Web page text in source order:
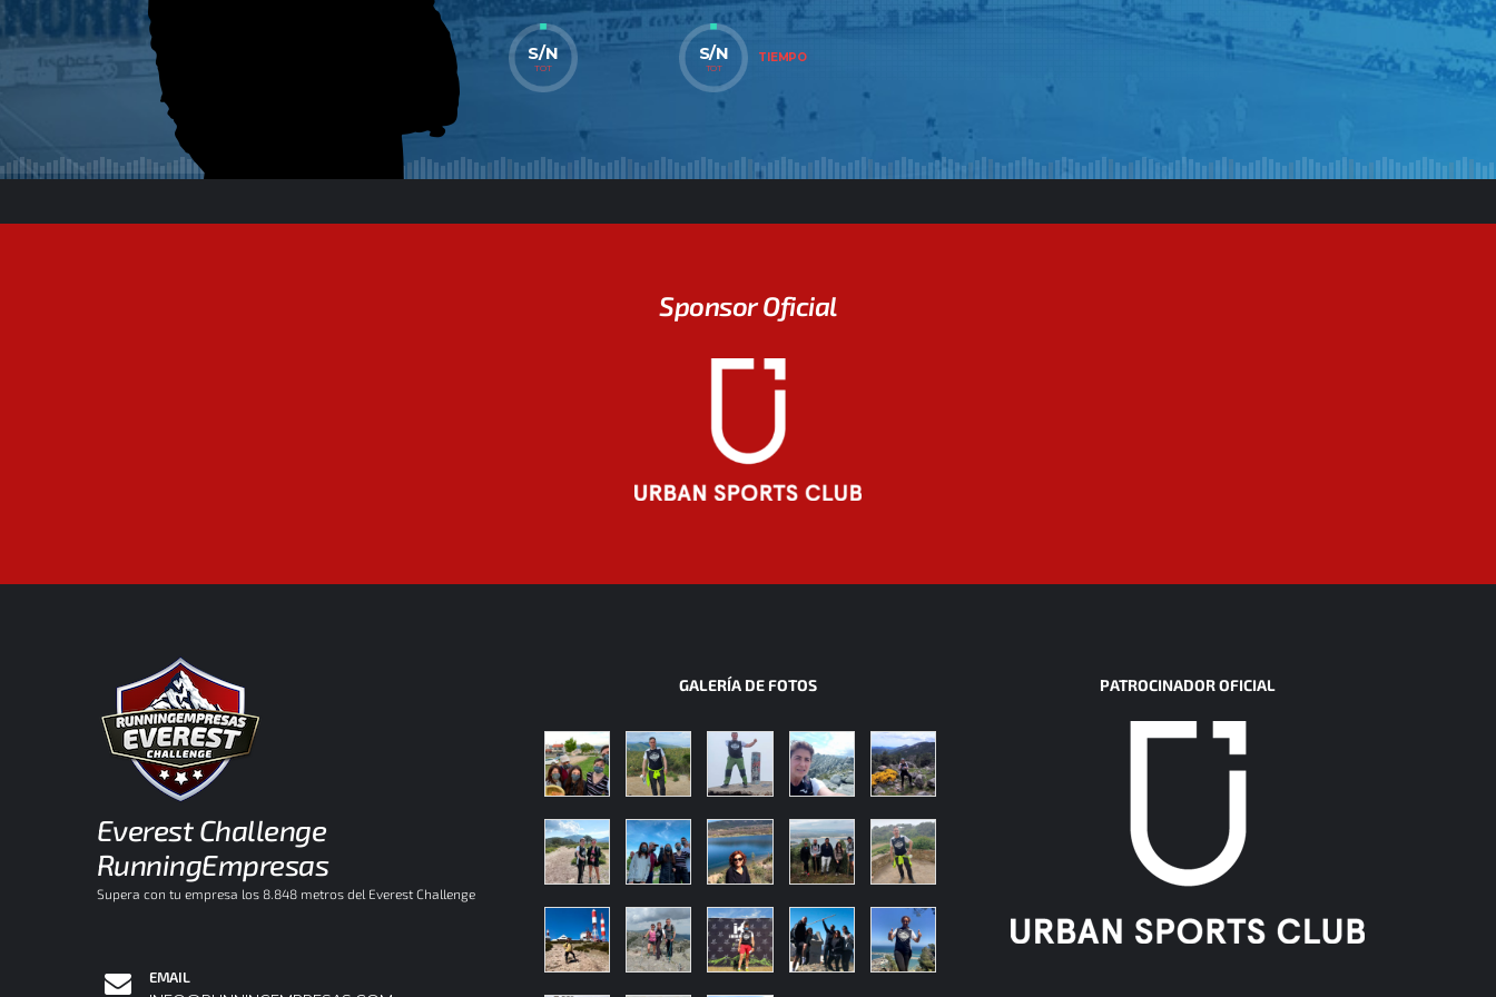
S/N
TOT
S/N
TOT
TIEMPO
Sponsor Oficial
Everest Challenge
RunningEmpresas
Supera con tu empresa los 8.848 metros del Everest Challenge
EMAIL
GALERÍA DE FOTOS PATROCINADOR OFICIAL